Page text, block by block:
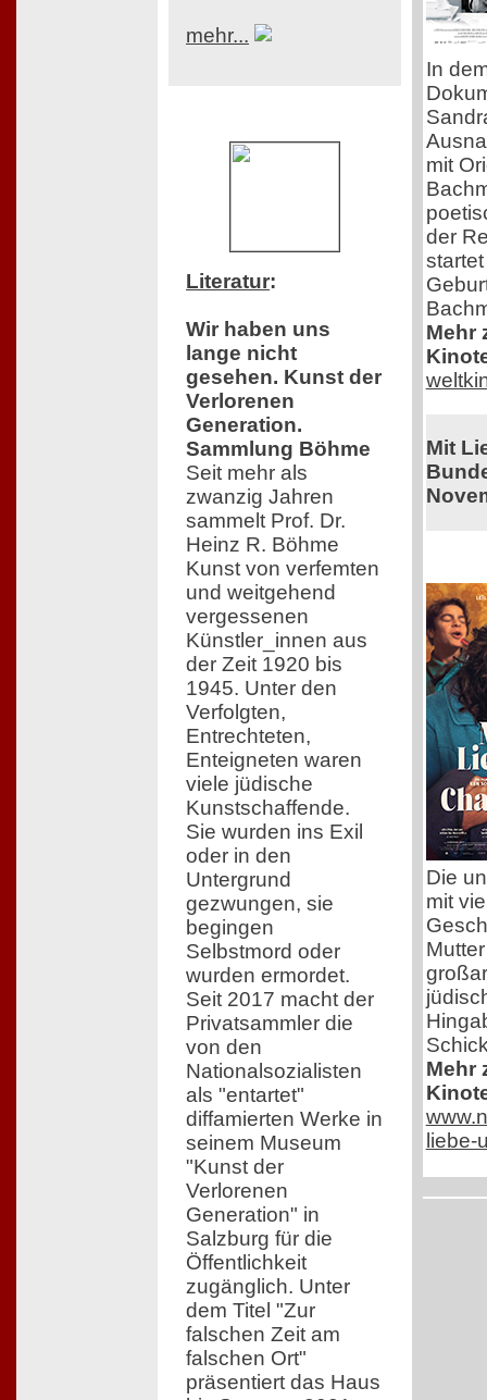
mehr...
Literatur:
Wir haben uns
lange nicht
gesehen. Kunst der
Verlorenen
Generation.
Sammlung Böhme
Seit mehr als
zwanzig Jahren
sammelt Prof. Dr.
Heinz R. Böhme
Kunst von verfemten
und weitgehend
vergessenen
Künstler_innen aus
der Zeit 1920 bis
1945. Unter den
Verfolgten,
Entrechteten,
Enteigneten waren
viele jüdische
Kunstschaffende.
Sie wurden ins Exil
oder in den
Untergrund
gezwungen, sie
begingen
Selbstmord oder
wurden ermordet.
Seit 2017 macht der
Privatsammler die
von den
Nationalsozialisten
als "entartet"
diffamierten Werke in
seinem Museum
"Kunst der
Verlorenen
Generation" in
Salzburg für die
Öffentlichkeit
zugänglich. Unter
dem Titel "Zur
falschen Zeit am
falschen Ort"
präsentiert das Haus
In
mit
der
Mehr
Mit
Die
mit
Mehr
liebe-